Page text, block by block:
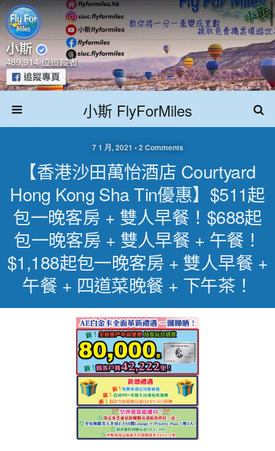
小斯 FlyForMiles
7 1 月, 2021 • 2 Comments
【香港沙田萬怡酒店 Courtyard
Hong Kong Sha Tin優惠】$511起
包一晚客房 + 雙人早餐！$688起
包一晚客房 + 雙人早餐 + 午餐！
$1,188起包一晚客房 + 雙人早餐 +
午餐 + 四道菜晚餐 + 下午茶！